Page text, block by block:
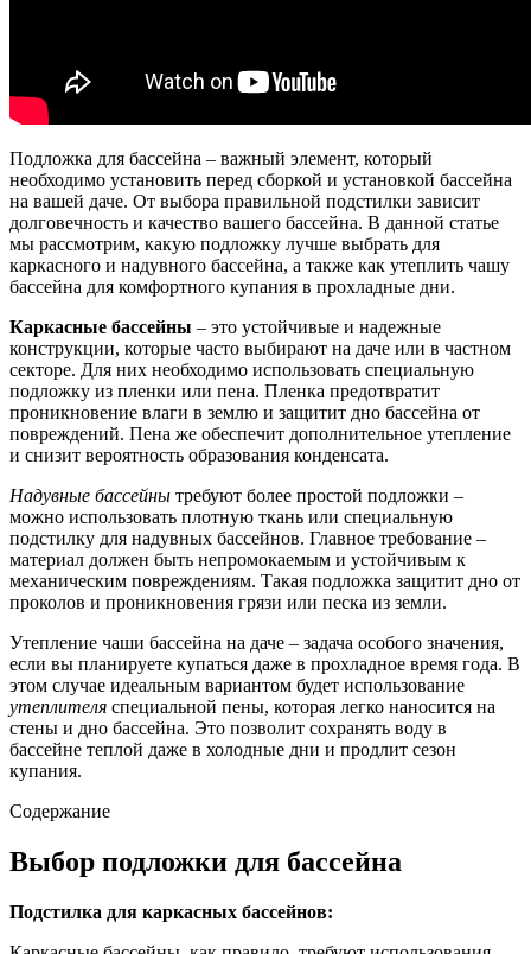
Подложка для бассейна – важный элемент, который
необходимо установить перед сборкой и установкой бассейна
на вашей даче. От выбора правильной подстилки зависит
долговечность и качество вашего бассейна. В данной статье
мы рассмотрим, какую подложку лучше выбрать для
каркасного и надувного бассейна, а также как утеплить чашу
бассейна для комфортного купания в прохладные дни.
Каркасные бассейны – это устойчивые и надежные
конструкции, которые часто выбирают на даче или в частном
секторе. Для них необходимо использовать специальную
подложку из пленки или пена. Пленка предотвратит
проникновение влаги в землю и защитит дно бассейна от
повреждений. Пена же обеспечит дополнительное утепление
и снизит вероятность образования конденсата.
Надувные бассейны требуют более простой подложки –
можно использовать плотную ткань или специальную
подстилку для надувных бассейнов. Главное требование –
материал должен быть непромокаемым и устойчивым к
механическим повреждениям. Такая подложка защитит дно от
проколов и проникновения грязи или песка из земли.
Утепление чаши бассейна на даче – задача особого значения,
если вы планируете купаться даже в прохладное время года. В
этом случае идеальным вариантом будет использование
утеплителя специальной пены, которая легко наносится на
стены и дно бассейна. Это позволит сохранять воду в
бассейне теплой даже в холодные дни и продлит сезон
купания.
Содержание
Выбор подложки для бассейна
Подстилка для каркасных бассейнов: